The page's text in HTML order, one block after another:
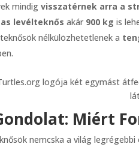
mindigvisszatérnek arra a
levélteknős akár 900 kg is
nélkülözhetetlenek a
Miért
nemcska a világ